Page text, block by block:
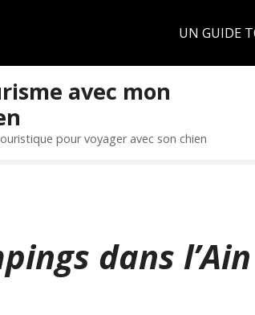
UN GUIDE
avec mon
pour voyager avec son chien
dans l’Ain